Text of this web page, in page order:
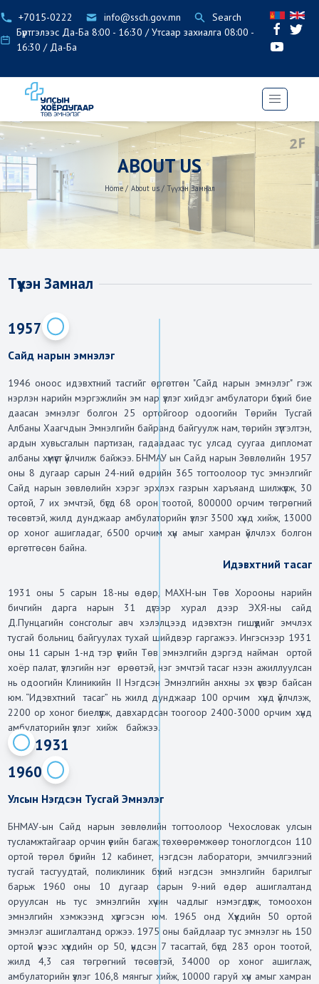
+7015-0222 info@ssch.gov.mn
Search
Бүртгэлээс Да-Ба 8:00 - 16:30 / Утсаар захиалга 08:00 -
16:30 / Да-Ба
ABOUT US
Home / About us / Түүхэн Замнал
Түүхэн Замнал
1957
Сайд нарын эмнэлэг
1946 оноос идэвхтний тасгийг өргөтгөн "Сайд нарын эмнэлэг" гэж
нэрлэн нарийн мэргэжлийн эм нар үзлэг хийдэг амбулатори бүхий бие
даасан эмнэлэг болгон 25 ортойгоор одоогийн Төрийн Тусгай
Албаны Хаагчдын Эмнэлгийн байранд байгуулж нам, төрийн зүтгэлтэн,
ардын хувьсгалын партизан, гадаадаас тус улсад суугаа дипломат
албаны хүмүүст үйлчилж байжээ. БНМАУ ын Сайд нарын Зөвлөлийн 1957
оны 8 дугаар сарын 24-ний өдрийн 365 тогтоолоор тус эмнэлгийг
Сайд нарын зөвлөлийн хэрэг эрхлэх газрын харъяанд шилжүүлж, 30
ортой, 7 их эмчтэй, бүгд 68 орон тоотой, 800000 орчим төгрөгний
төсөвтэй, жилд дунджаар амбулаторийн үзлэг 3500 хүнд хийж, 13000
ор хоног ашигладаг, 6500 орчим хүн амыг хамран үйлчлэх болгон
өргөтгөсөн байна.
1931
Идэвхтний тасаг
1931 оны 5 сарын 18-ны өдөр, МАХН-ын Төв Хорооны нарийн
бичгийн дарга нарын 31 дүгээр хурал дээр ЭХЯ-ны сайд
Д.Пунцагийн сонсголыг авч хэлэлцээд идэвхтэн гишүүдийг эмчлэх
тусгай больниц байгуулах тухай шийдвэр гаргажээ. Ингэснээр 1931
оны 11 сарын 1-нд тэр үеийн Төв эмнэлгийн дэргэд найман  ортой
хоёр палат, үзлэгийн нэг  өрөөтэй, нэг эмчтэй тасаг нээн ажиллуулсан
нь одоогийн Клиникийн II Нэгдсэн Эмнэлгийн анхны эх үүсвэр байсан
юм. “Идэвхтний  тасаг” нь жилд дунджаар 100 орчим  хүнд үйлчлэж,
2200 ор хоног биелүүлж, давхардсан тоогоор 2400-3000 орчим хүнд
амбулаторийн үзлэг  хийж   байжээ.
1960
Улсын Нэгдсэн Тусгай Эмнэлэг
БНМАУ-ын Сайд нарын зөвлөлийн тогтоолоор Чехословак улсын
тусламжтайгаар орчин үеийн багаж, төхөөрөмжөөр тоноглогдсон 110
ортой төрөл бүрийн 12 кабинет, нэгдсэн лаборатори, эмчилгээний
тусгай тасгуудтай, поликлиник бүхий нэгдсэн эмнэлгийн барилгыг
барьж 1960 оны 10 дугаар сарын 9-ний өдөр ашиглалтанд
оруулсан нь тус эмнэлгийн хүчин чадлыг нэмэгдүүлж, томоохон
эмнэлгийн хэмжээнд хүргэсэн юм. 1965 онд Хүүхдийн 50 ортой
эмнэлэг ашиглалтанд оржээ. 1975 оны байдлаар тус эмнэлэг нь 150
ортой үүнээс хүүхдийн ор 50, үндсэн 7 тасагтай, бүгд 283 орон тоотой,
жилд 4,3 сая төгрөгний төсөвтэй, 34000 ор хоног ашиглаж,
амбулаторийн үзлэг 106,8 мянгыг хийж, 10000 гаруй хүн амыг хамран